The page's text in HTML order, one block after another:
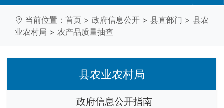
当前位置： 首页 > 政府信息公开 > 县直部门 > 县农
业农村局 > 农产品质量抽查
县农业农村局
政府信息公开指南